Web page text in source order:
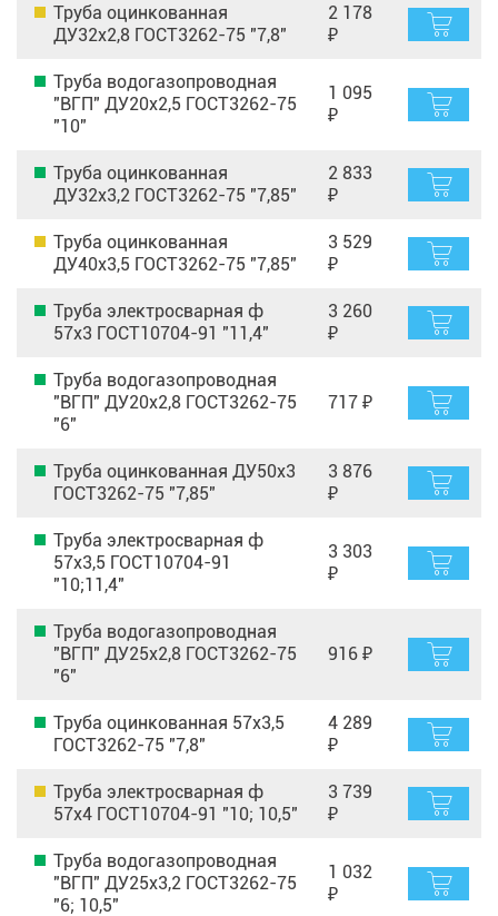
Труба оцинкованная
ДУ32х2,8 ГОСТ3262-75 "7,8"
2 178
₽
Труба водогазопроводная
"ВГП" ДУ20х2,5 ГОСТ3262-75
"10"
1 095
₽
Труба оцинкованная
ДУ32х3,2 ГОСТ3262-75 "7,85"
2 833
₽
Труба оцинкованная
ДУ40х3,5 ГОСТ3262-75 "7,85"
3 529
₽
Труба электросварная ф
57х3 ГОСТ10704-91 "11,4"
3 260
₽
Труба водогазопроводная
"ВГП" ДУ20х2,8 ГОСТ3262-75
"6"
717 ₽
Труба оцинкованная ДУ50х3
ГОСТ3262-75 "7,85"
3 876
₽
Труба электросварная ф
57х3,5 ГОСТ10704-91
"10;11,4"
3 303
₽
Труба водогазопроводная
"ВГП" ДУ25х2,8 ГОСТ3262-75
"6"
916 ₽
Труба оцинкованная 57х3,5
ГОСТ3262-75 "7,8"
4 289
₽
Труба электросварная ф
57х4 ГОСТ10704-91 "10; 10,5"
3 739
₽
Труба водогазопроводная
"ВГП" ДУ25х3,2 ГОСТ3262-75
"6; 10,5"
1 032
₽